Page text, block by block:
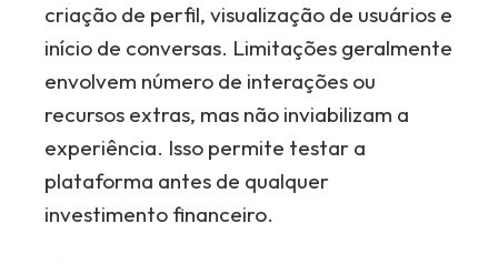
criação de perfil, visualização de usuários e
início de conversas. Limitações geralmente
envolvem número de interações ou
recursos extras, mas não inviabilizam a
experiência. Isso permite testar a
plataforma antes de qualquer
investimento financeiro.